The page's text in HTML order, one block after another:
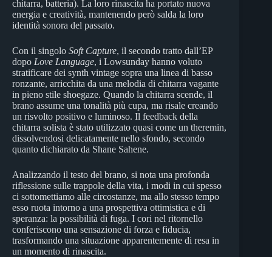
chitarra, batteria). La loro rinascita ha portato nuova
energia e creatività, mantenendo però salda la loro
identità sonora del passato.
Con il singolo Soft Capture, il secondo tratto dall’EP
dopo Love Language, i Lowsunday hanno voluto
stratificare dei synth vintage sopra una linea di basso
ronzante, arricchita da una melodia di chitarra vagante
in pieno stile shoegaze. Quando la chitarra scende, il
brano assume una tonalità più cupa, ma risale creando
un risvolto positivo e luminoso. Il feedback della
chitarra solista è stato utilizzato quasi come un theremin,
dissolvendosi delicatamente nello sfondo, secondo
quanto dichiarato da Shane Sahene.
Analizzando il testo del brano, si nota una profonda
riflessione sulle trappole della vita, i modi in cui spesso
ci sottomettiamo alle circostanze, ma allo stesso tempo
esso ruota intorno a una prospettiva ottimistica e di
speranza: la possibilità di fuga. I cori nel ritornello
conferiscono una sensazione di forza e fiducia,
trasformando una situazione apparentemente di resa in
un momento di rinascita.